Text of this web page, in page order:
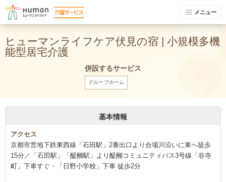
メニュー
ヒューマンライフケア伏見の宿 | 小規模多機
能型居宅介護
併設するサービス
グループホーム
基本情報
アクセス
京都市営地下鉄東西線「石田駅」2番出口より合場川沿いに東へ徒歩
15分／「石田駅」「醍醐駅」より醍醐コミュニティバス3号線「谷寺
町」下車すぐ・「日野小学校」下車 徒歩2分